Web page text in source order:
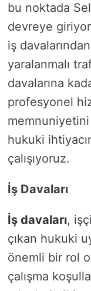
bu noktada
devreye
iş
yaralanmalı
davalarına
profesyonel
hukuki
çalışıyoruz.
İş Davaları
İş davaları,
çıkan hukuki
önemli bir rol
çalışma